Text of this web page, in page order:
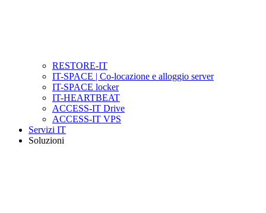
RESTORE-IT
IT-SPACE | Co-locazione e alloggio server
IT-SPACE locker
IT-HEARTBEAT
ACCESS-IT Drive
ACCESS-IT VPS
Servizi IT
Soluzioni